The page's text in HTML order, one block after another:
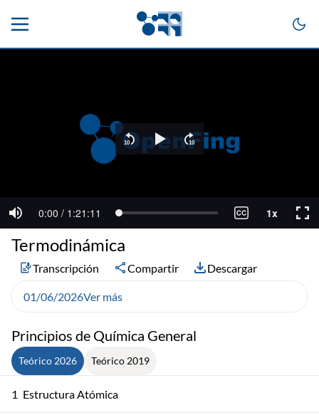
Principios de Química General
Teórico 2026 Teórico 2019
1 Estructura Atómica
Termodinámica
Transcripción Compartir Descargar
01/06/2026Ver más